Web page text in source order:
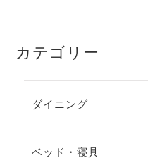
カテゴリー
ダイニング
ベッド・寝具